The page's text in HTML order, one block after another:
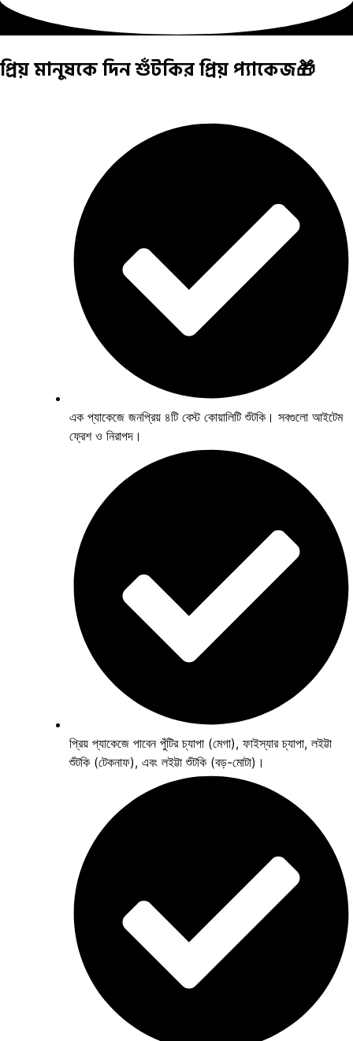
প্রিয় মানুষকে দিন শুঁটকির প্রিয় প্যাকেজ🎁
এক প্যাকেজে জনপ্রিয় ৪টি বেস্ট কোয়ালিটি শুঁটকি। সবগুলো আইটেম
ফ্রেশ ও নিরাপদ।
প্রিয় প্যাকেজে পাবেন পুঁটির চ্যাপা (মেগা), ফাইস্যার চ্যাপা, লইট্টা
শুঁটকি (টেকনাফ), এবং লইট্টা শুঁটকি (বড়-মোটা)।